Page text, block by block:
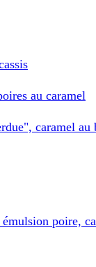
au caramel
caramel au
poire,